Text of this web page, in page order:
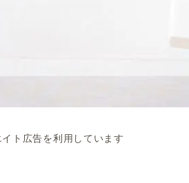
ト広告を利用しています